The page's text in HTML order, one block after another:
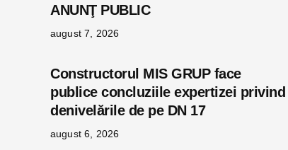
ANUNŢ PUBLIC
august 7, 2026
Constructorul MIS GRUP face
publice concluziile expertizei privind
denivelările de pe DN 17
august 6, 2026